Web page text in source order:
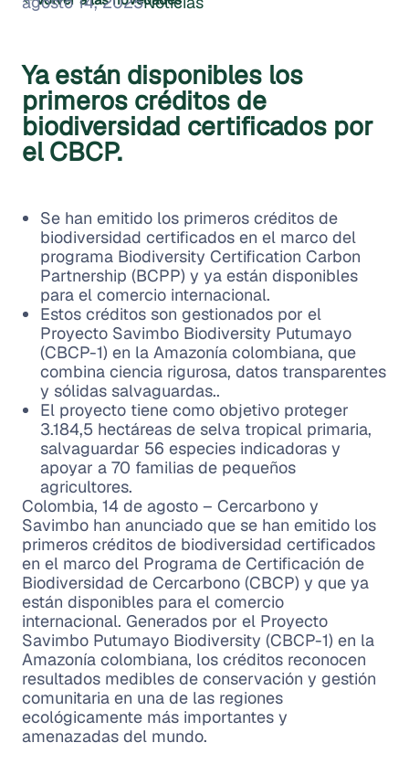
Ya están disponibles los
primeros créditos de
biodiversidad certificados por
el CBCP.
Se han emitido los primeros créditos de
biodiversidad certificados en el marco del
programa Biodiversity Certification Carbon
Partnership (BCPP) y ya están disponibles
para el comercio internacional.
Estos créditos son gestionados por el
Proyecto Savimbo Biodiversity Putumayo
(CBCP-1) en la Amazonía colombiana, que
combina ciencia rigurosa, datos transparentes
y sólidas salvaguardas..
El proyecto tiene como objetivo proteger
3.184,5 hectáreas de selva tropical primaria,
salvaguardar 56 especies indicadoras y
apoyar a 70 familias de pequeños
agricultores.
Colombia, 14 de agosto – Cercarbono y
Savimbo han anunciado que se han emitido los
primeros créditos de biodiversidad certificados
en el marco del Programa de Certificación de
Biodiversidad de Cercarbono (CBCP) y que ya
están disponibles para el comercio
internacional. Generados por el Proyecto
Savimbo Putumayo Biodiversity (CBCP-1) en la
Amazonía colombiana, los créditos reconocen
resultados medibles de conservación y gestión
comunitaria en una de las regiones
ecológicamente más importantes y
amenazadas del mundo.